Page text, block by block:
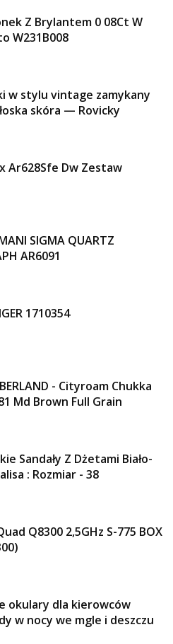
Z Brylantem 0 08Ct W
W231B008
w stylu vintage zamykany
skóra — Rovicky
Ar628Sfe Dw Zestaw
SIGMA QUARTZ
AR6091
1710354
- Cityroam Chukka
Md Brown Full Grain
Sandały Z Dżetami Biało-
: Rozmiar - 38
Q8300 2,5GHz S-775 BOX
okulary dla kierowców
w nocy we mgle i deszczu